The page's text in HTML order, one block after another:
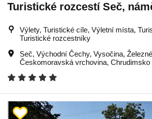
Turistické rozcestí Seč,
Výlety, Turistické cíle, Výletní místa,
Turistické rozcestníky
Seč, Východní Čechy, Vysočina,
Českomoravská vrchovina, Chrudimsko